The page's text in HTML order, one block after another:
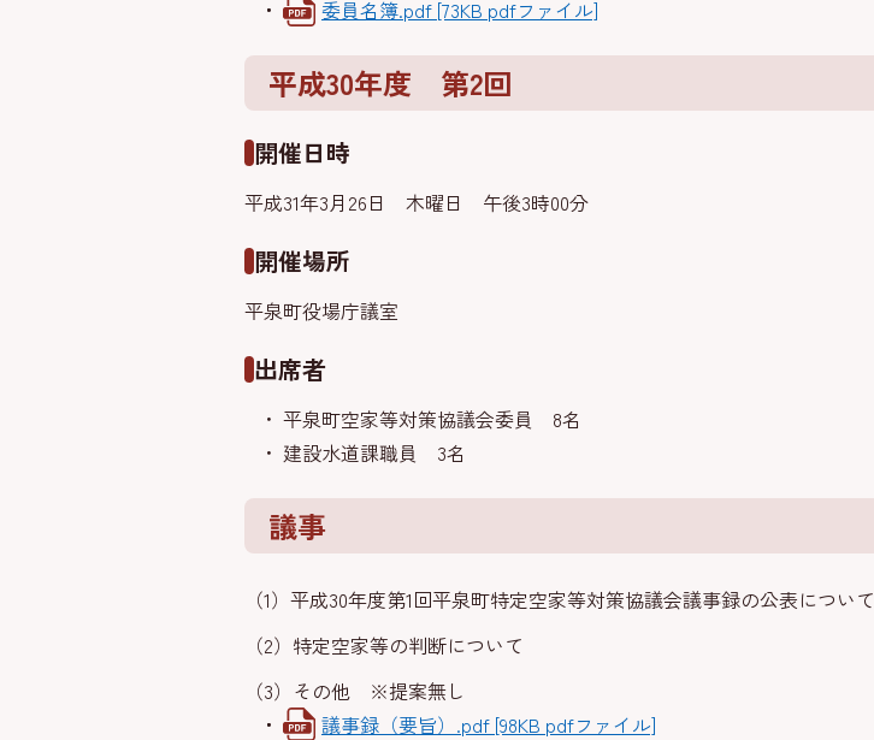
委員名簿.pdf [73KB pdfファイル]
平成30年度 第2回
開催日時
平成31年3月26日 木曜日 午後3時00分
開催場所
平泉町役場庁議室
出席者
平泉町空家等対策協議会委員 8名
建設水道課職員 3名
議事
（1）平成30年度第1回平泉町特定空家等対策協議会議事録の公表について
（2）特定空家等の判断について
（3）その他 ※提案無し
議事録（要旨）.pdf [98KB pdfファイル]